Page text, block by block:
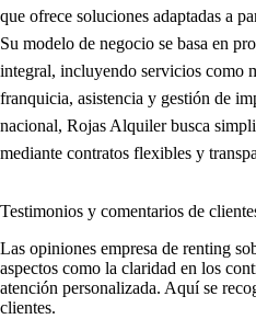
que ofrece soluciones adaptadas a
Su modelo de negocio se basa en
integral, incluyendo servicios como
franquicia, asistencia y gestión de
nacional, Rojas Alquiler busca
mediante contratos flexibles y
Testimonios y comentarios de
Las opiniones empresa de renting
aspectos como la claridad en los
atención personalizada. Aquí se
clientes.